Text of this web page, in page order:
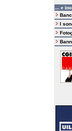
... e
I